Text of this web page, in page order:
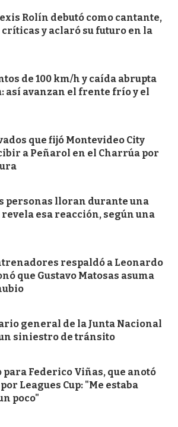
Rolín debutó como cantante,
y aclaró su futuro en la
de 100 km/h y caída abrupta
así avanzan el frente frío y el
que fijó Montevideo City
a Peñarol en el Charrúa por
personas lloran durante una
esa reacción, según una
respaldó a Leonardo
que Gustavo Matosas asuma
general de la Junta Nacional
siniestro de tránsito
para Federico Viñas, que anotó
Leagues Cup: "Me estaba
poco"